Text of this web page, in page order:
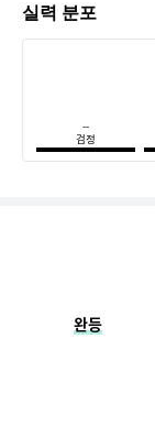
실력 분포
검정
--
매
완등